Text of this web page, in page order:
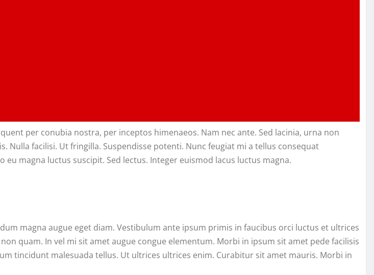
per conubia nostra, per inceptos himenaeos. Nam nec ante. Sed lacinia, urna non
facilisi. Ut fringilla. Suspendisse potenti. Nunc feugiat mi a tellus consequat
magna luctus suscipit. Sed lectus. Integer euismod lacus luctus magna.
magna augue eget diam. Vestibulum ante ipsum primis in faucibus orci luctus et ultrices
quam. In vel mi sit amet augue congue elementum. Morbi in ipsum sit amet pede facilisis
tincidunt malesuada tellus. Ut ultrices ultrices enim. Curabitur sit amet mauris. Morbi in